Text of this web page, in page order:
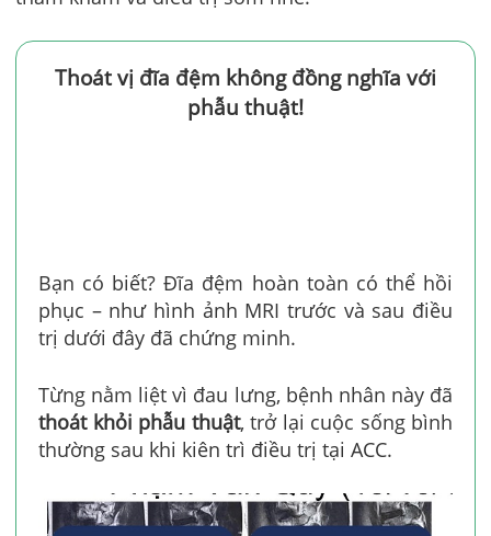
Thoát vị đĩa đệm không đồng nghĩa với
phẫu thuật!
Bạn có biết? Đĩa đệm hoàn toàn có thể hồi
phục – như hình ảnh MRI trước và sau điều
trị dưới đây đã chứng minh.
Từng nằm liệt vì đau lưng, bệnh nhân này đã
thoát khỏi phẫu thuật, trở lại cuộc sống bình
thường sau khi kiên trì điều trị tại ACC.